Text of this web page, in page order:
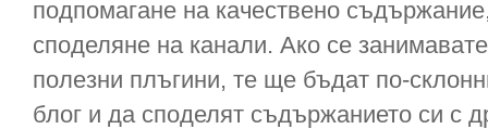
подпомагане на качествено
споделяне на канали. Ако се
полезни плъгини, те ще бъдат по-
блог и да споделят съдържанието си с